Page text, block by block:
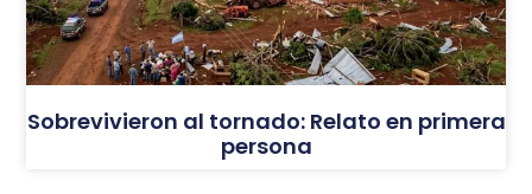
Sobrevivieron al tornado: Relato en primera
persona